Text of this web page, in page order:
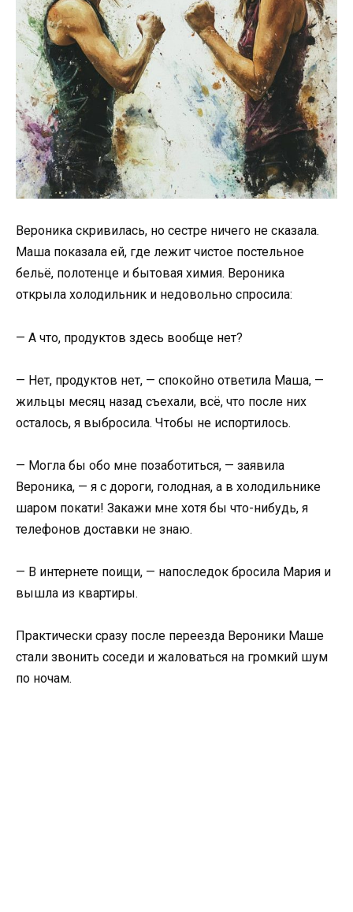
Вероника скривилась, но сестре ничего не сказала.
Маша показала ей, где лежит чистое постельное
бельё, полотенце и бытовая химия. Вероника
открыла холодильник и недовольно спросила:
— А что, продуктов здесь вообще нет?
— Нет, продуктов нет, — спокойно ответила Маша, —
жильцы месяц назад съехали, всё, что после них
осталось, я выбросила. Чтобы не испортилось.
— Могла бы обо мне позаботиться, — заявила
Вероника, — я с дороги, голодная, а в холодильнике
шаром покати! Закажи мне хотя бы что-нибудь, я
телефонов доставки не знаю.
— В интернете поищи, — напоследок бросила Мария и
вышла из квартиры.
Практически сразу после переезда Вероники Маше
стали звонить соседи и жаловаться на громкий шум
по ночам.